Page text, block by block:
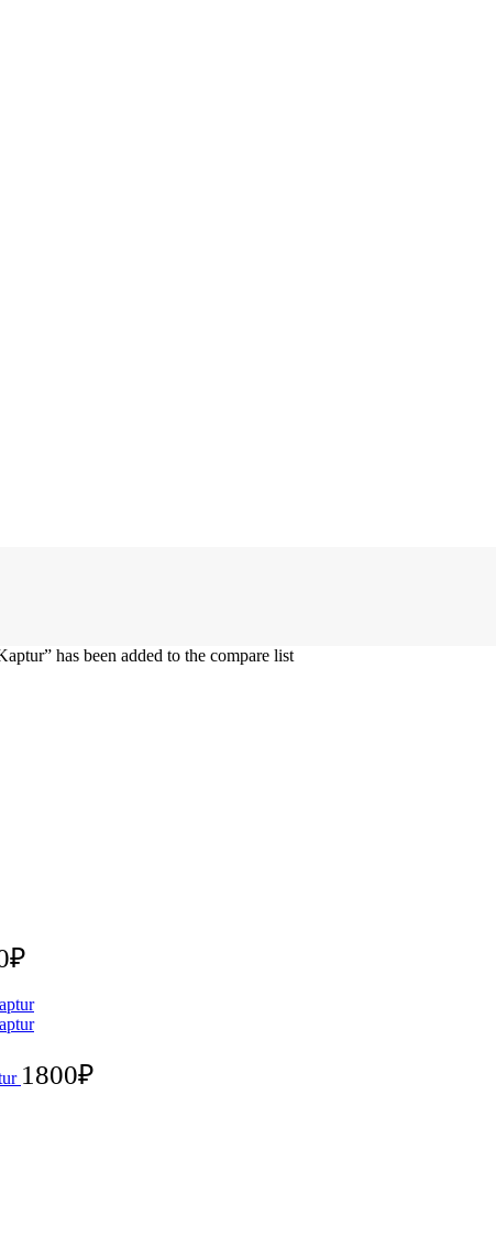
has been added to the compare list
₽
1800₽